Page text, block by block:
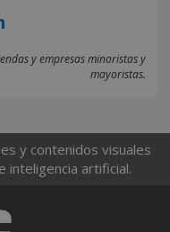
y empresas minoristas y
mayoristas.
y contenidos visuales
inteligencia artificial.